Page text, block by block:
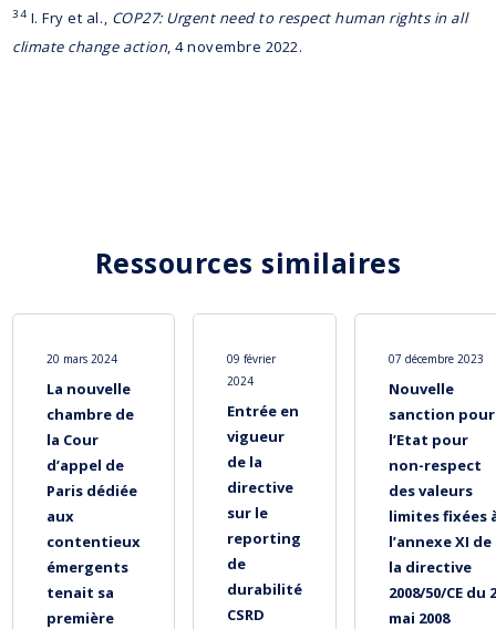
34 I. Fry et al., COP27: Urgent need to respect human rights in all
climate change action, 4 novembre 2022.
Ressources similaires
20 mars 2024
La nouvelle
chambre de
la Cour
d’appel de
Paris dédiée
aux
contentieux
émergents
tenait sa
première
09 février
2024
Entrée en
vigueur
de la
directive
sur le
reporting
de
durabilité
CSRD
07 décembre 2023
Nouvelle
sanction pour
l’Etat pour
non-respect
des valeurs
limites fixées
l’annexe XI de
la directive
2008/50/CE du
mai 2008